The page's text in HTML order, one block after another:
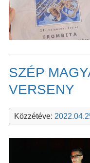
SZÉP
VERSENY
Közzétéve: